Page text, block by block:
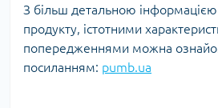
З більш детальною
продукту, істотними
попередженнями можна
посиланням: pumb.ua